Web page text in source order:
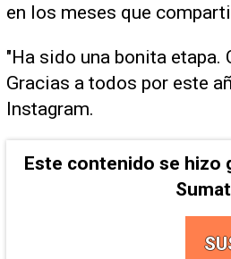
en los meses que
"Ha sido una bonita etapa.
Gracias a todos por este
Instagram.
Este contenido se hizo